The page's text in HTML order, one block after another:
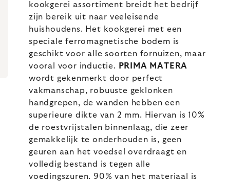
kookgerei assortiment breidt het bedrijf
zijn bereik uit naar veeleisende
huishoudens. Het kookgerei met een
speciale ferromagnetische bodem is
geschikt voor alle soorten fornuizen, maar
vooral voor inductie.
PRIMA MATERA
wordt gekenmerkt door perfect
vakmanschap, robuuste geklonken
handgrepen, de wanden hebben een
superieure dikte van 2 mm. Hiervan is 10%
de roestvrijstalen binnenlaag, die zeer
gemakkelijk te onderhouden is, geen
geuren aan het voedsel overdraagt en
volledig bestand is tegen alle
voedingszuren. 90% van het materiaal is